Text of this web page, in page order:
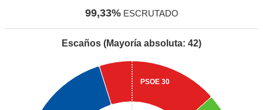
99,33%ESCRUTADO
Escaños (Mayoría absoluta: 42)
PSOE 30